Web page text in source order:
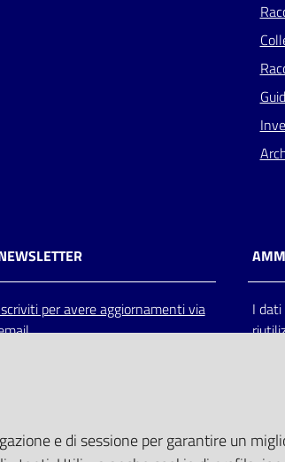
per avere aggiornamenti via
I
e di sessione per garantire un